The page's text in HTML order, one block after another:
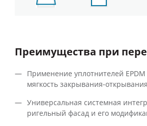
Преимущества при
Применение уплотнителей
мягкость закрывания-
Универсальная системная
ригельный фасад и его